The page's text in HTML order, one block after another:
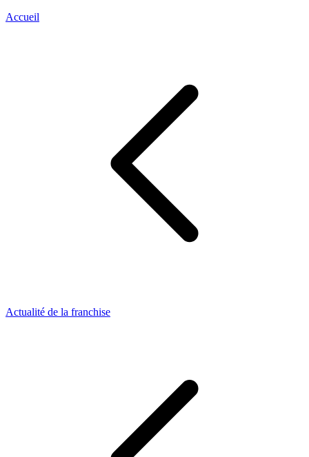
Accueil
Actualité de la franchise